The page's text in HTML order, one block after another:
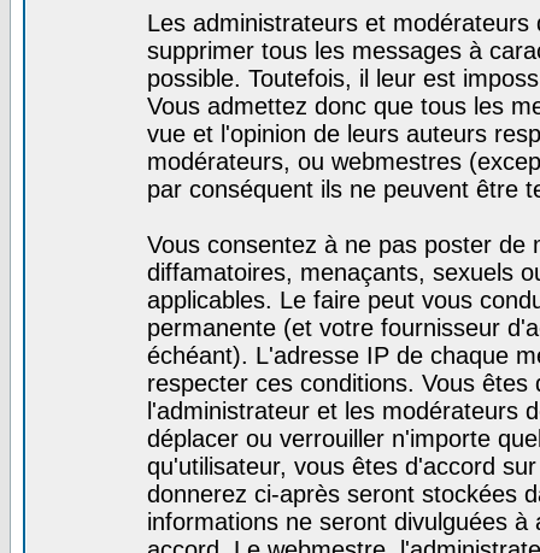
Les administrateurs et
supprimer tous les messages à
possible. Toutefois, il leur est
Vous admettez donc que tous les
vue et l'opinion de leurs auteurs
modérateurs, ou webmestres
par conséquent ils ne peuvent être
Vous consentez à ne pas poster de
diffamatoires, menaçants, sexuels
applicables. Le faire peut vous
permanente (et votre fournisseur
échéant). L'adresse IP de chaque
respecter ces conditions. Vous
l'administrateur et les modérateurs
déplacer ou verrouiller n'importe
qu'utilisateur, vous êtes d'accord
donnerez ci-après seront stockées
informations ne seront divulguées